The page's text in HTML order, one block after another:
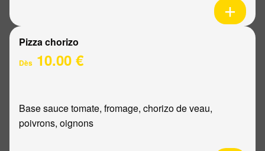
Pizza chorizo
Dès 10.00 €
Base sauce tomate, fromage, chorizo de veau,
poivrons, oignons